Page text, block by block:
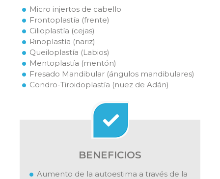
Micro injertos de cabello
Frontoplastía (frente)
Cilioplastía (cejas)
Rinoplastía (nariz)
Queiloplastía (Labios)
Mentoplastía (mentón)
Fresado Mandibular (ángulos mandibulares)
Condro-Tiroidoplastía (nuez de Adán)
BENEFICIOS
Aumento de la autoestima a través de la